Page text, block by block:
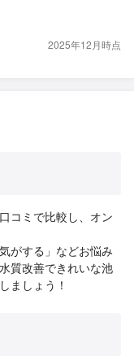
2025年12月時点
コミで比較し、オン
がする」などお悩み
質改善できれいな池
ましょう！